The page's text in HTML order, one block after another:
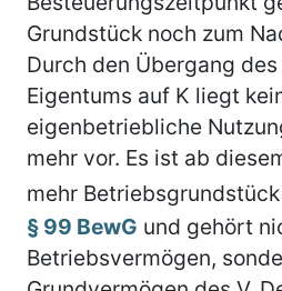
Grundstück noch zum
Durch den Übergang
Eigentums auf K liegt
eigenbetriebliche
mehr vor. Es ist ab
mehr
§ 99 BewG und gehört
Betriebsvermögen,